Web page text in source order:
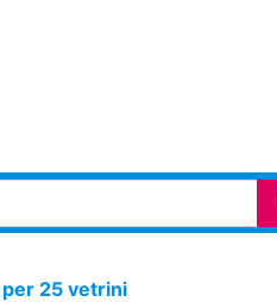
25 vetrini